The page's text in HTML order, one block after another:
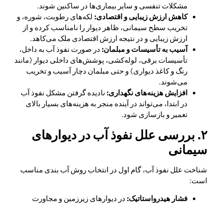
مشکلات تنفسی و سایر بیماری‌ها در ساکنین شوند.
کاهش ارزش زیبایی و اقتصادی: لکه‌های رطوبت، شوره، و
تخریب سطح سیمانی، ظاهر دیوار را نامناسب کرده و از
ارزش زیبایی و در نتیجه ارزش اقتصادی ملک می‌کاهد.
آسیب به تأسیسات و مبلمان: در صورت نفوذ آب به داخل،
تأسیسات برقی، لوله‌کشی، پوشش‌های داخلی دیوار (مانند
رنگ و کاغذ دیواری) و حتی مبلمان دچار آسیب و تخریب
می‌شوند.
افزایش هزینه‌های نگهداری: نادیده گرفتن مشکل نفوذ آب
در ابتدا، می‌تواند در آینده منجر به هزینه‌های بسیار بالای
تعمیر و بازسازی شود.
۲. بررسی علل نفوذ آب در دیوارهای
سیمانی
شناخت علل نفوذ آب، گام اول در انتخاب روش آب بندی مناسب
است:
فشار هیدرواستاتیک: در دیوارهای زیرزمین و مجاورت